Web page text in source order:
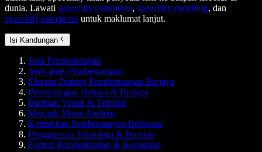
dunia. Lawati speechify.com/news, speechify.com/blog, dan
speechify.com/press untuk maklumat lanjut.
Isi Kandungan
Seni Pembentangan
Jenis-jenis Pembentangan
Elemen Penting Pembentangan Berjaya
Pertimbangan Bahasa & Budaya
Bantuan Visual & Templat
Menarik Minat Audiens
Kemahiran Pembentangan Berkesan
Penggunaan Teknologi & Perisian
Format Pembentangan & Kegunaan